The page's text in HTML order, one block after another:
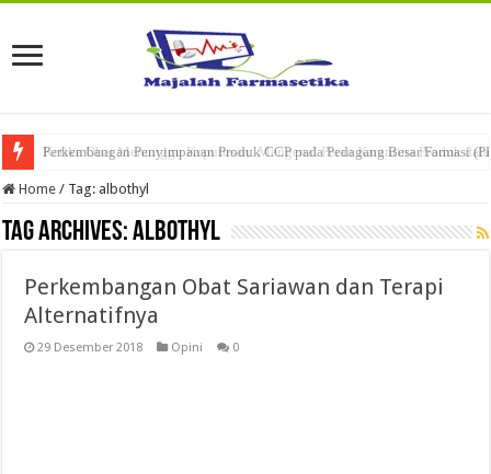
Ketika Obat Menunggu Keputusan: Mengenal Peran Karantina Produk
Home / Tag: albothyl
Tag Archives:albothyl
Perkembangan Obat Sariawan dan Terapi
Alternatifnya
29 Desember 2018 Opini 0